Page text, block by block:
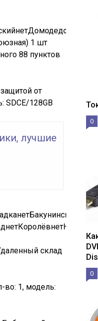
нетДомодедово
1 шт
88 пунктов
от
SDCE/128GB
лучшие
нетБакунинская
нетКоролёвнет
склад
во: 1, модель:
0
0